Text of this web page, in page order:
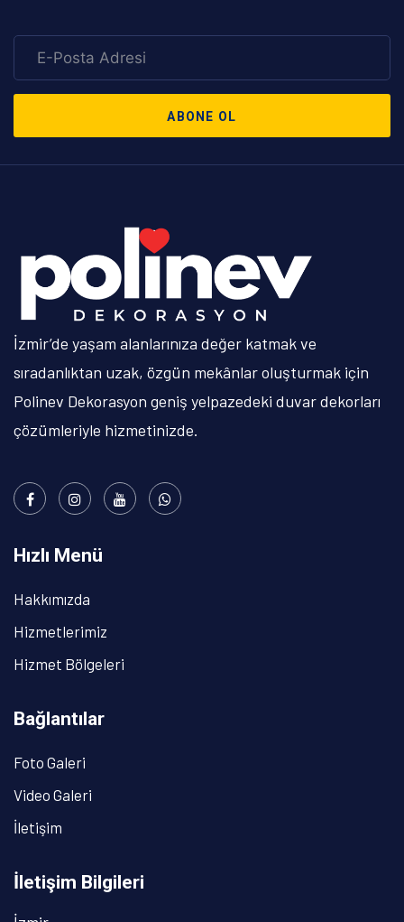
ABONE OL
İzmir’de yaşam alanlarınıza değer katmak ve
sıradanlıktan uzak, özgün mekânlar oluşturmak için
Polinev Dekorasyon geniş yelpazedeki duvar dekorları
çözümleriyle hizmetinizde.
Hızlı Menü
Hakkımızda
Hizmetlerimiz
Hizmet Bölgeleri
Bağlantılar
Foto Galeri
Video Galeri
İletişim
İletişim Bilgileri